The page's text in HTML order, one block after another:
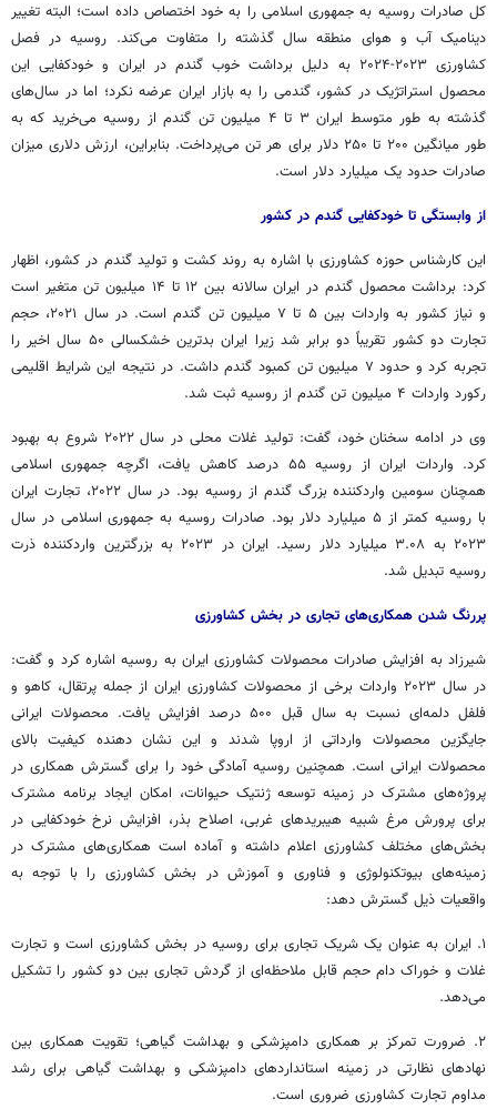
کل صادرات روسیه به جمهوری اسلامی را به خود اختصاص داده است؛ البته تغییر
دینامیک آب و هوای منطقه سال گذشته را متفاوت می‌کند. روسیه در فصل
کشاورزی ۲۰۲۳-۲۰۲۴ به دلیل برداشت خوب گندم در ایران و خودکفایی این
محصول استراتژیک در کشور، گندمی را به بازار ایران عرضه نکرد؛ اما در سال‌های
گذشته به طور متوسط ایران ۳ تا ۴ میلیون تن گندم از روسیه می‌خرید که به
طور میانگین ۲۰۰ تا ۲۵۰ دلار برای هر تن می‌پرداخت. بنابراین، ارزش دلاری میزان
صادرات حدود یک میلیارد دلار است.
از وابستگی تا خودکفایی گندم در کشور
این کارشناس حوزه کشاورزی با اشاره به روند کشت و تولید گندم در کشور، اظهار
کرد: برداشت محصول گندم در ایران سالانه بین ۱۲ تا ۱۴ میلیون تن متغیر است
و نیاز کشور به واردات بین ۵ تا ۷ میلیون تن گندم است. در سال ۲۰۲۱، حجم
تجارت دو کشور تقریباً دو برابر شد زیرا ایران بدترین خشکسالی ۵۰ سال اخیر را
تجربه کرد و حدود ۷ میلیون تن کمبود گندم داشت. در نتیجه این شرایط اقلیمی
رکورد واردات ۴ میلیون تن گندم از روسیه ثبت شد.
وی در ادامه سخنان خود، گفت: تولید غلات محلی در سال ۲۰۲۲ شروع به بهبود
کرد. واردات ایران از روسیه ۵۵ درصد کاهش یافت، اگرچه جمهوری اسلامی
همچنان سومین واردکننده بزرگ گندم از روسیه بود. در سال ۲۰۲۲، تجارت ایران
با روسیه کمتر از ۵ میلیارد دلار بود. صادرات روسیه به جمهوری اسلامی در سال
۲۰۲۳ به ۳.۰۸ میلیارد دلار رسید. ایران در ۲۰۲۳ به بزرگترین واردکننده ذرت
روسیه تبدیل شد.
پررنگ شدن همکاری‌های تجاری در بخش کشاورزی
شیرزاد به افزایش صادرات محصولات کشاورزی ایران به روسیه اشاره کرد و گفت:
در سال ۲۰۲۳ واردات برخی از محصولات کشاورزی ایران از جمله پرتقال، کاهو و
فلفل دلمه‌ای نسبت به سال قبل ۵۰۰ درصد افزایش یافت. محصولات ایرانی
جایگزین محصولات وارداتی از اروپا شدند و این نشان دهنده کیفیت بالای
محصولات ایرانی است. همچنین روسیه آمادگی خود را برای گسترش همکاری در
پروژه‌های مشترک در زمینه توسعه ژنتیک حیوانات، امکان ایجاد برنامه مشترک
برای پرورش مرغ شبیه هیبریدهای غربی، اصلاح بذر، افزایش نرخ خودکفایی در
بخش‌های مختلف کشاورزی اعلام داشته و آماده است همکاری‌های مشترک در
زمینه‌های بیوتکنولوژی و فناوری و آموزش در بخش کشاورزی را با توجه به
واقعیات ذیل گسترش دهد:
۱. ایران به عنوان یک شریک تجاری برای روسیه در بخش کشاورزی است و تجارت
غلات و خوراک دام حجم قابل ملاحظه‌ای از گردش تجاری بین دو کشور را تشکیل
می‌دهد.
۲. ضرورت تمرکز بر همکاری دامپزشکی و بهداشت گیاهی؛ تقویت همکاری بین
نهادهای نظارتی در زمینه استانداردهای دامپزشکی و بهداشت گیاهی برای رشد
مداوم تجارت کشاورزی ضروری است.